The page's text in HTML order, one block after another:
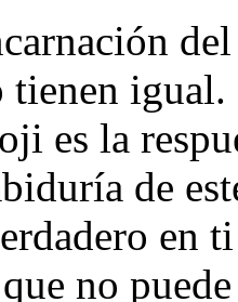
igual.
es la
de
en
no